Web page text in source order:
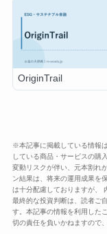
OriginTrail
※本記事に掲載している情報
している商品・サービスの購
変動リスクが伴い、元本割れ
ン結果は、将来の運用成果を
は十分配慮しておりますが、
最終的な投資判断は、読者ご
す。本記事の情報を利用した
切の責任を負いかねますので